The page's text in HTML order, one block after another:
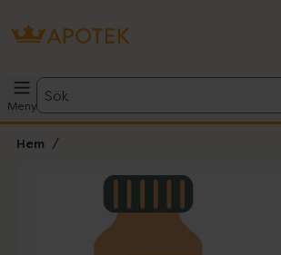
Meny
Sök
Hem
Lista: . Innehåller 1 objekt.